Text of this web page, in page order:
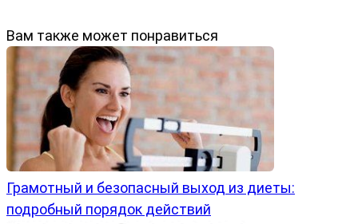
Вам также может понравиться
Грамотный и безопасный выход из диеты:
подробный порядок действий